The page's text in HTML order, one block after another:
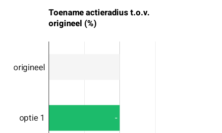
Toename actieradius t.o.v.
origineel (%)
origineel
optie 1 -